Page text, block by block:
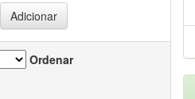
Ordenar